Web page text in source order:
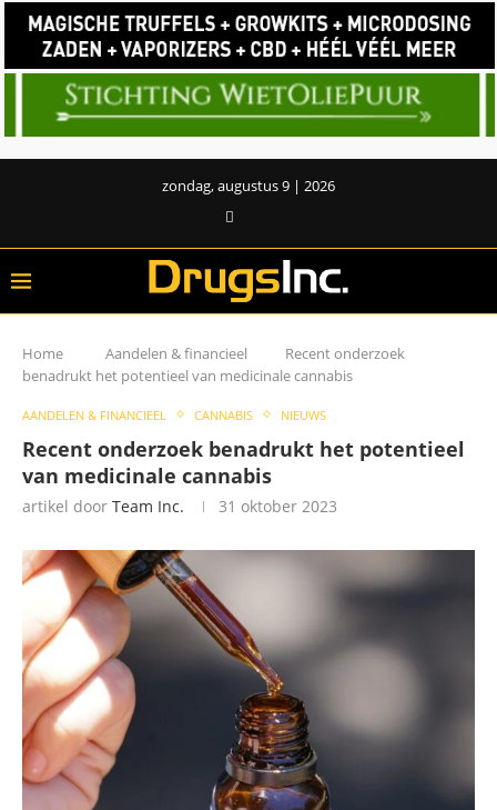
zondag, augustus 9 | 2026
Home Aandelen & financieel
Recent onderzoek
benadrukt het potentieel van medicinale cannabis
AANDELEN & FINANCIEEL CANNABIS NIEUWS
Recent onderzoek benadrukt het potentieel
van medicinale cannabis
artikel door Team Inc. 31 oktober 2023